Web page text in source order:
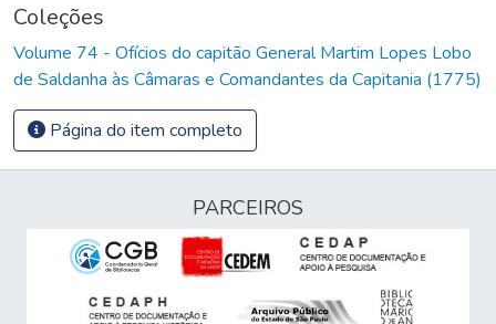
Coleções
Volume 74 - Ofícios do capitão General Martim Lopes Lobo
de Saldanha às Câmaras e Comandantes da Capitania (1775)
Página do item completo
PARCEIROS